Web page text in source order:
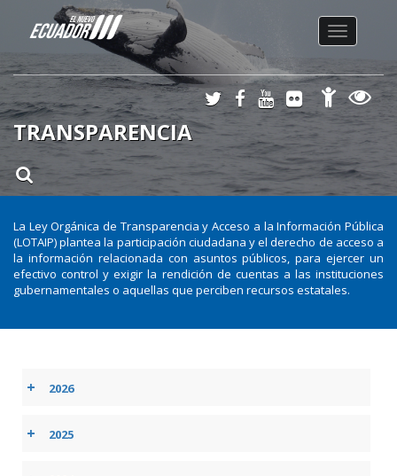
Toggle
TRANSPARENCIA
La Ley Orgánica de Transparencia y Acceso a la Información Pública
(LOTAIP) plantea la participación ciudadana y el derecho de acceso a
la información relacionada con asuntos públicos, para ejercer un
efectivo control y exigir la rendición de cuentas a las instituciones
gubernamentales o aquellas que perciben recursos estatales.
+ 2026
+ 2025